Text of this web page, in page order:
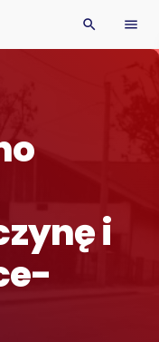
search menu
i